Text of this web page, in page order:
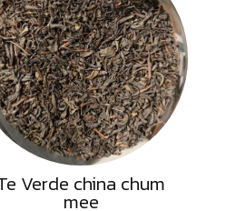
Verde china chum
mee